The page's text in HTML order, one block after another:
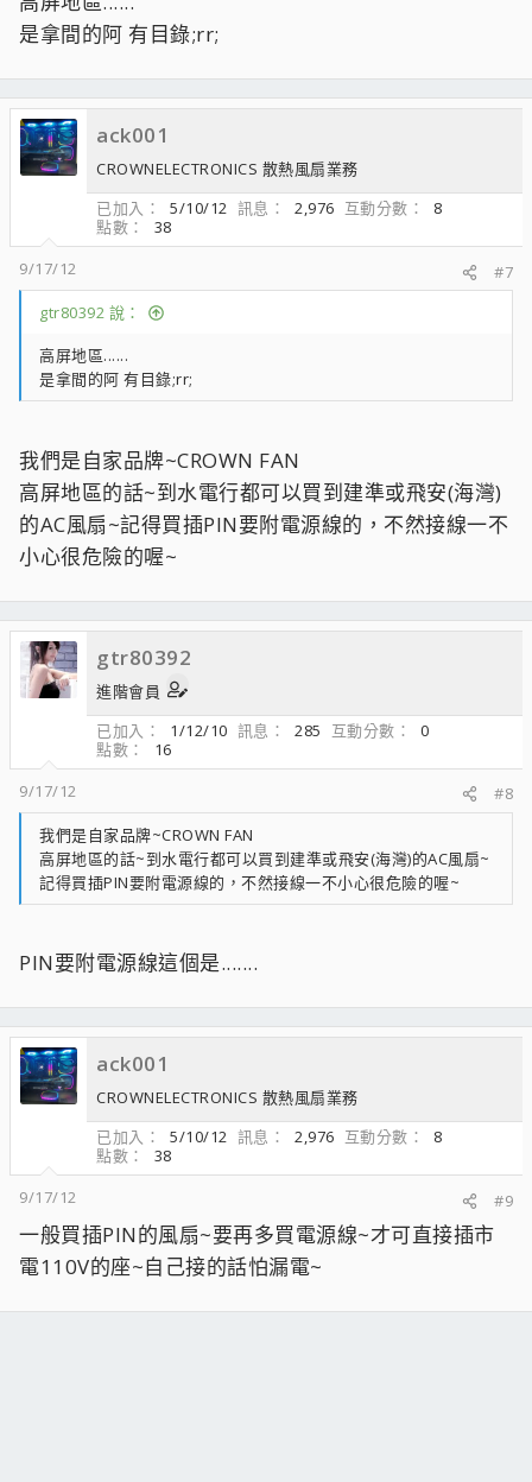
是拿間的阿 有目錄;rr;
ack001
CROWNELECTRONICS 散熱風扇業務
已加入
5/10/12 訊息 2,976 互動分數
8
點數
38
9/17/12
#7
gtr80392 說：
高屏地區......
是拿間的阿 有目錄;rr;
我們是自家品牌~CROWN FAN
高屏地區的話~到水電行都可以買到建準或飛安(海灣)
的AC風扇~記得買插PIN要附電源線的，不然接線一不
小心很危險的喔~
gtr80392
進階會員
已加入
1/12/10 訊息 285 互動分數
0
點數
16
9/17/12
#8
我們是自家品牌~CROWN FAN
高屏地區的話~到水電行都可以買到建準或飛安(海灣)的AC風扇~
記得買插PIN要附電源線的，不然接線一不小心很危險的喔~
PIN要附電源線這個是.......
ack001
CROWNELECTRONICS 散熱風扇業務
已加入
5/10/12 訊息 2,976 互動分數
8
點數
38
9/17/12
#9
一般買插PIN的風扇~要再多買電源線~才可直接插市
電110V的座~自己接的話怕漏電~